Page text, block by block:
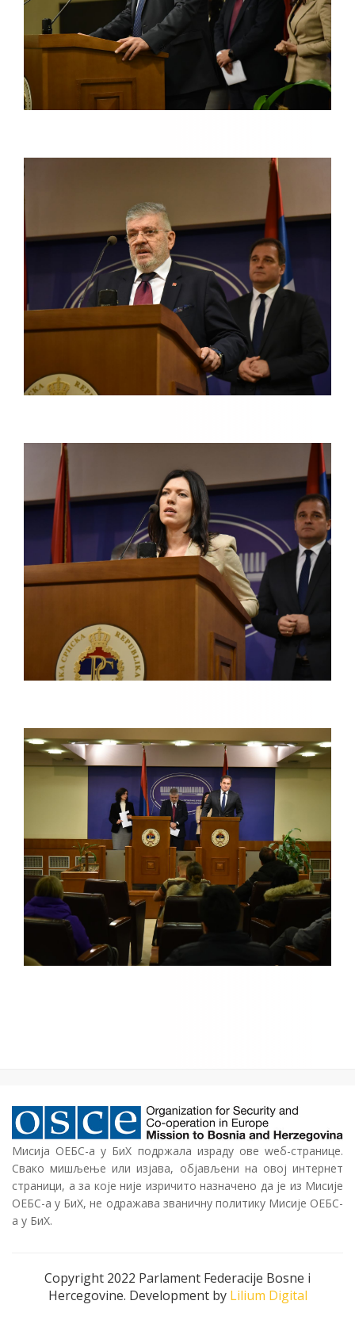
Мисија ОЕБС-а у БиХ подржала израду ове wеб-странице.
Свако мишљење или изјава, објављени на овој интернет
страници, а за које није изричито назначено да је из Мисије
ОЕБС-а у БиХ, не одражава званичну политику Мисије ОЕБС-
а у БиХ.
Copyright 2022 Parlament Federacije Bosne i
Hercegovine. Development by Lilium Digital